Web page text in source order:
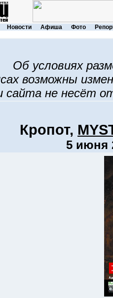
Новости Афиша Фото
Об условиях
возможны
сайта не несёт
Кропот,
5 июня